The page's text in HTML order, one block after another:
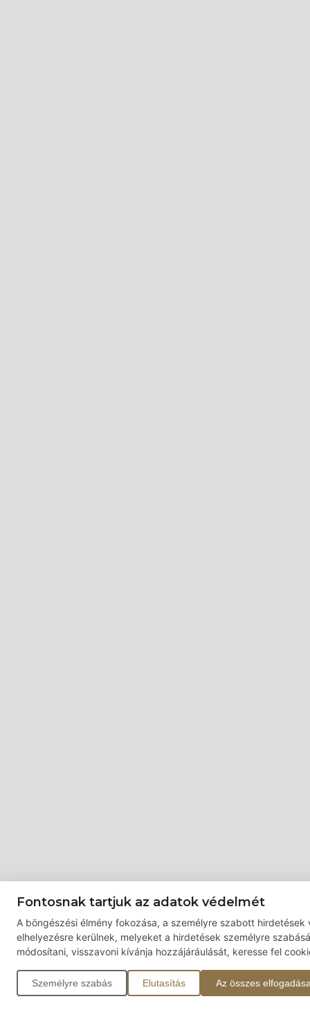
Fontosnak tartjuk az adatok védelmét
A böngészési élmény fokozása, a személyre szabott
elhelyezésre kerülnek, melyeket a hirdetések személyre
módosítani, visszavoni kívánja hozzájáráulását, keresse fel
Személyre szabás Elutasítás Az összes